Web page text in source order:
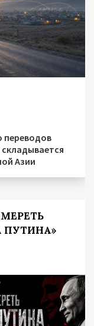
переводов
Азии
ПУТИНА»